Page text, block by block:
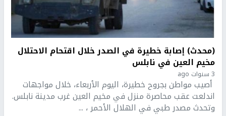
(محدث) إصابة خطيرة في الصدر خلال اقتحام الاحتلال
مخيم العين في نابلس
3 سنوات ago
أصيب مواطن بجروح خطيرة، اليوم الأربعاء، خلال مواجهات
اندلعت عقب محاصرة منزل في مخيم العين غرب مدينة نابلس.
وتحدث مصدر طبي في الهلال الأحمر ، ...